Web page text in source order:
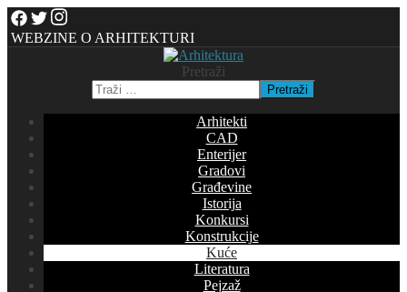
WEBZINE O ARHITEKTURI
Pretraži
Pretraži
Arhitekti
CAD
Enterijer
Gradovi
Građevine
Istorija
Konkursi
Konstrukcije
Kuće
Literatura
Pejzaž